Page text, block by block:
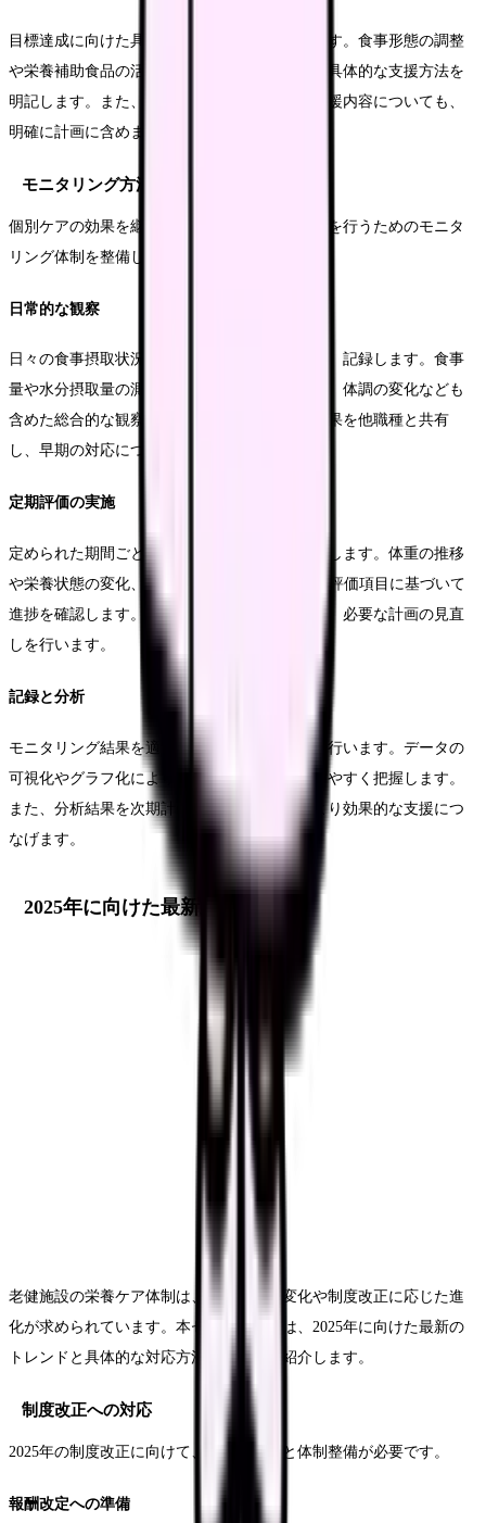
目標達成に向けた具体的な支援内容を計画します。食事形態の調整
や栄養補助食品の活用、食事環境の整備など、具体的な支援方法を
明記します。また、他職種との連携が必要な支援内容についても、
明確に計画に含めます。
モニタリング方法
個別ケアの効果を継続的に評価し、必要な改善を行うためのモニタ
リング体制を整備します。
日常的な観察
日々の食事摂取状況や体調変化を細かく観察し、記録します。食事
量や水分摂取量の測定に加え、食欲や嚥下状態、体調の変化なども
含めた総合的な観察を行います。また、観察結果を他職種と共有
し、早期の対応につなげます。
定期評価の実施
定められた期間ごとに、計画の達成状況を評価します。体重の推移
や栄養状態の変化、ADLの状況など、具体的な評価項目に基づいて
進捗を確認します。また、評価結果を踏まえて、必要な計画の見直
しを行います。
記録と分析
モニタリング結果を適切に記録し、傾向分析を行います。データの
可視化やグラフ化により、状態の変化を分かりやすく把握します。
また、分析結果を次期計画の立案に活用し、より効果的な支援につ
なげます。
2025年に向けた最新動向と対応
老健施設の栄養ケア体制は、社会環境の変化や制度改正に応じた進
化が求められています。本セクションでは、2025年に向けた最新の
トレンドと具体的な対応方法についてご紹介します。
制度改正への対応
2025年の制度改正に向けて、適切な準備と体制整備が必要です。
報酬改定への準備